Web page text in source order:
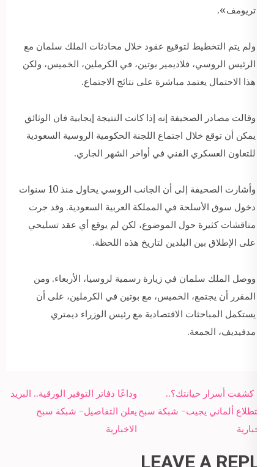
تريومف».
ولم يتم التخطيط لتوقيع عقود خلال محادثات الملك سلمان مع
الرئيس الروسي، فلاديمير بوتين، في الكرملين، الخميس، ولكن
هذا الاحتمال يعتمد مباشرة على نتائج الاجتماع.
وقالت مصادر الصحيفة إنه إذا كانت النتيجة إيجابية فان الوثائق
يمكن أن توقع خلال اجتماع اللجنة الحكومية الروسية السعودية
للتعاون العسكري الفني في أواخر الشهر الجاري.
وأشارت الصحيفة إلى أن الجانب الروسي يحاول منذ 10 سنوات
دخول سوق الأسلحة في المملكة العربية السعودية. وقد جرت
مناقشات كثيرة حول الموضوع، لكن لم يوقع أي عقد تسليحي
على الإطلاق بين البلدين لتاريخ هذه اللحظة.
ووصل الملك سلمان في زيارة رسمية لروسيا، الأربعاء. ومن
المقرر أن يجتمع، الخميس، مع بوتين في الكرملين، على أن
يستكمل المباحثات الاقتصادية مع رئيس الوزراء ديمتري
مدفيديف، الجمعة.
Post
navigation
وداعًا دفاتر التوفير الورقية.. البريد
يعلن التفاصيل- شبكة سبح
الاخبارية
هل كشفت أسرار خيانتك؟..
استطلاع ألماني يجيب- شبكة سبح
الاخبارية
LEAVE A REPLY